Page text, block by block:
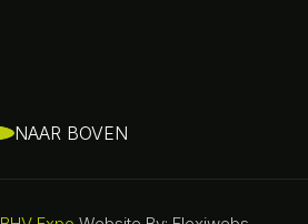
NAAR BOVEN